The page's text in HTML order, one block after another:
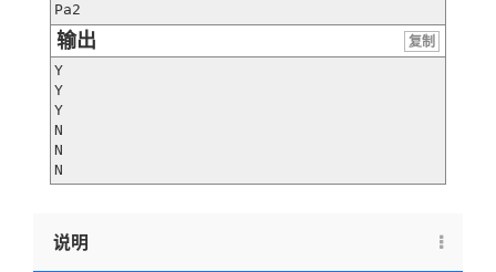
Pa2
输出
复制
Y
Y
Y
N
N
N
说明